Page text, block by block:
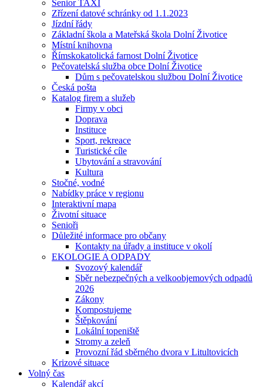
Senior TAXI
Zřízení datové schránky od 1.1.2023
Jízdní řády
Základní škola a Mateřská škola Dolní Životice
Místní knihovna
Římskokatolická farnost Dolní Životice
Pečovatelská služba obce Dolní Životice
Dům s pečovatelskou službou Dolní Životice
Česká pošta
Katalog firem a služeb
Firmy v obci
Doprava
Instituce
Sport, rekreace
Turistické cíle
Ubytování a stravování
Kultura
Stočné, vodné
Nabídky práce v regionu
Interaktivní mapa
Životní situace
Senioři
Důležité informace pro občany
Kontakty na úřady a instituce v okolí
EKOLOGIE A ODPADY
Svozový kalendář
Sběr nebezpečných a velkoobjemových odpadů
2026
Zákony
Kompostujeme
Štěpkování
Lokální topeniště
Stromy a zeleň
Provozní řád sběrného dvora v Litultovicích
Krizové situace
Volný čas
Kalendář akcí